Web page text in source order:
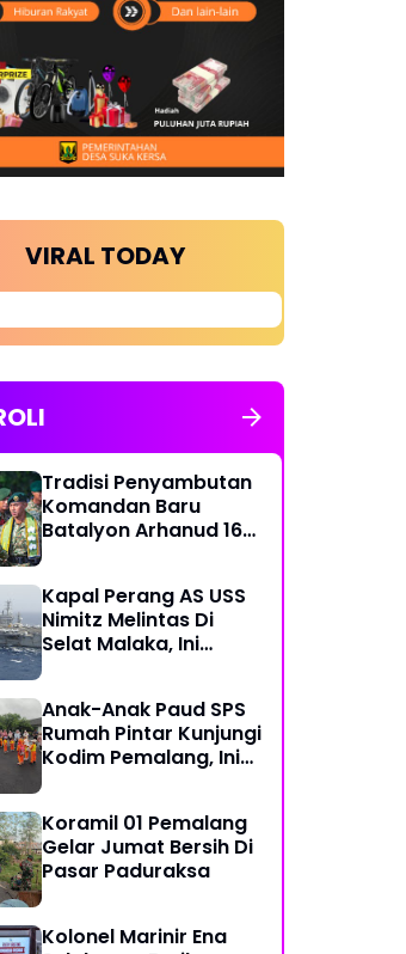
VIRAL TODAY
Tradisi Penyambutan
Komandan Baru
Batalyon Arhanud 16
Kapal Perang AS USS
Nimitz Melintas Di
Selat Malaka, Ini
Anak-Anak Paud SPS
Rumah Pintar Kunjungi
Kodim Pemalang, Ini
Koramil 01 Pemalang
Gelar Jumat Bersih Di
Pasar Paduraksa
Kolonel Marinir Ena